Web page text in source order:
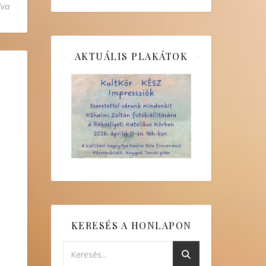
a megújult hittanteremben bejegyzéshez
AKTUÁLIS PLAKÁTOK
KERESÉS A HONLAPON